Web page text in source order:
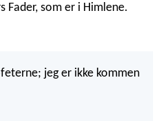
Fader, som er i Himlene.
jeg er ikke kommen